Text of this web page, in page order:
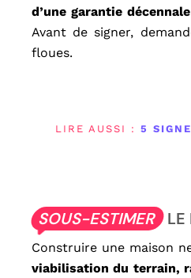
d’une garantie décennale
Avant de signer,
floues.
LIRE AUSSI : 5
SOUS-ESTIMER LE
Construire une maison
viabilisation du terrain,